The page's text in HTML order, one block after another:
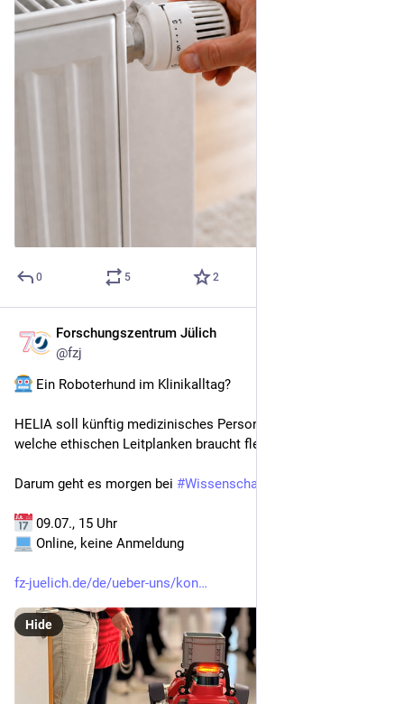
0 5 2
Forschungszentrum Jülich
@fzj
Ein Roboterhund im Klinikalltag?
HELIA soll künftig medizinisches Personal entlasten. Doch
welche ethischen Leitplanken braucht flexible Robotik?
Darum geht es morgen bei #WissenschaftOnline
09.07., 15 Uhr
Online, keine Anmeldung
fz-juelich.de/de/ueber-uns/kon
Hide